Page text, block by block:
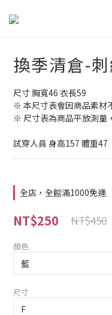
換季清倉-
尺寸 胸寬46 衣長59
※ 本尺寸表會因商品素材
※ 尺寸表為商品平放測量
試穿人員 身高157 體重47
全店，全館滿1000免運
NT$250 NT$450
顏色
尺寸